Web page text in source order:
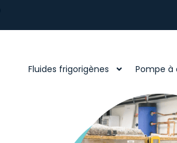
Fluides frigorigènes Pompe à